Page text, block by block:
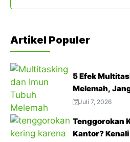
Artikel Populer
5 Efek
Melemah,
Juli 7, 2026
Tenggorokan
Kantor?